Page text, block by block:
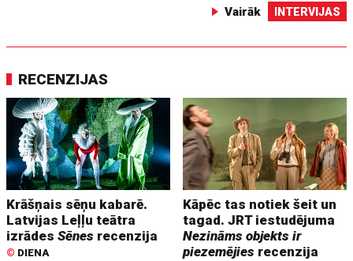
Vairāk INTERVIJAS
RECENZIJAS
Krāšņais sēņu kabarē.
Latvijas Leļļu teātra
izrādesSēnes recenzija
© DIENA
Kāpēc tas notiek šeit un
tagad. JRT iestudējuma
Nezināms objekts ir
piezemējies recenzija